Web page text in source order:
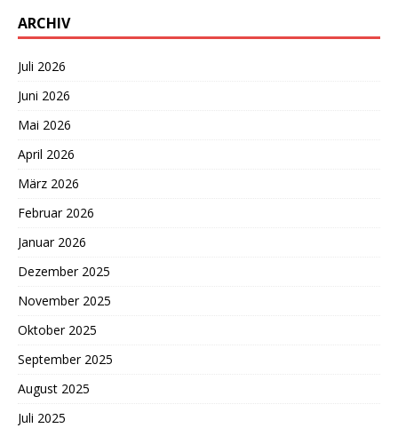
ARCHIV
Juli 2026
Juni 2026
Mai 2026
April 2026
März 2026
Februar 2026
Januar 2026
Dezember 2025
November 2025
Oktober 2025
September 2025
August 2025
Juli 2025